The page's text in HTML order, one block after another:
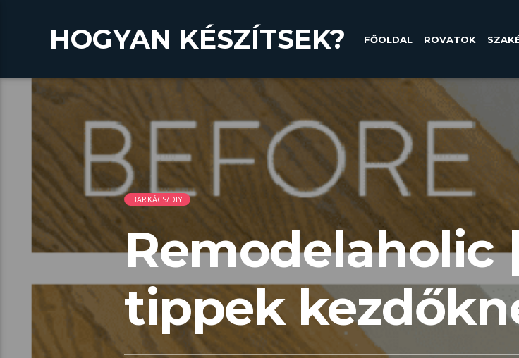
HOGYAN KÉSZÍTSEK? FŐOLDAL ROVATOK
BARKÁCS/DIY
Remodelaholic
tippek